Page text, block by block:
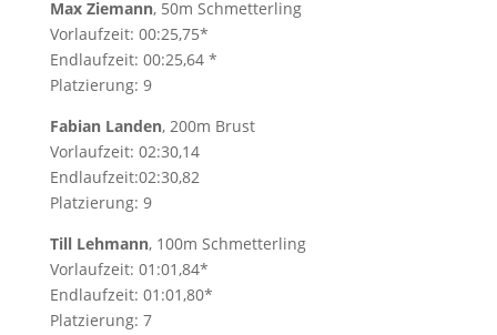
Max Ziemann, 50m Schmetterling
Vorlaufzeit: 00:25,75*
Endlaufzeit: 00:25,64 *
Platzierung: 9
Fabian Landen, 200m Brust
Vorlaufzeit: 02:30,14
Endlaufzeit:02:30,82
Platzierung: 9
Till Lehmann, 100m Schmetterling
Vorlaufzeit: 01:01,84*
Endlaufzeit: 01:01,80*
Platzierung: 7